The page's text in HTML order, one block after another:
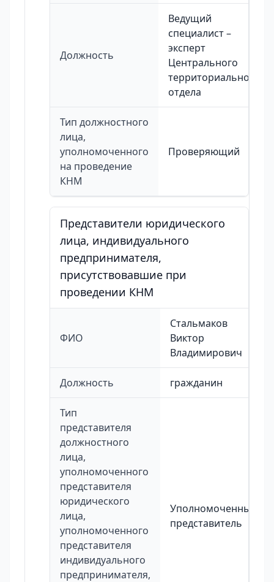
Должность
Ведущий
специалист –
эксперт
Центрального
территориального
отдела
Тип должностного
лица,
уполномоченного
на проведение
КНМ
Проверяющий
Представители юридического
лица, индивидуального
предпринимателя,
присутствовавшие при
проведении КНМ
ФИО
Стальмаков
Виктор
Владимирович
Должность гражданин
Тип
представителя
должностного
лица,
уполномоченного
представителя
юридического
лица,
уполномоченного
представителя
индивидуального
предпринимателя,
Уполномоченный
представитель